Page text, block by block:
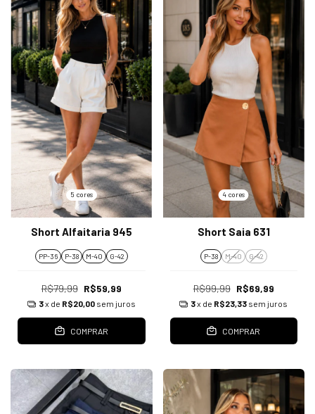
5 cores
Short Alfaitaria 945
PP-36 P-38 M-40 G-42
R$79,99 R$59,99
3x de R$20,00 sem juros
COMPRAR
4 cores
Short Saia 631
P-38 M-40 G-42
R$99,99 R$69,99
3x de R$23,33 sem juros
COMPRAR